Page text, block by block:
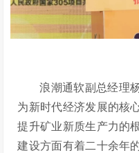
浪潮通软副总经理
为新时代经济发展的核
提升矿业新质生产力的
建设方面有着二十余年